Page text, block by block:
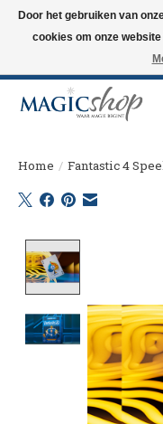
Altijd de nieuwste trucs op
Langskomen in onze winkel?
Home / Fantastic 4
Door het gebruiken van
cookies om onze